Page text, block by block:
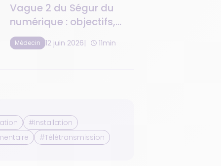
Vague 2 du Ségur du
numérique : objectifs,
calendrier et
financement
Médecin 12 juin 2026 11min
#Installation
#Télétransmission